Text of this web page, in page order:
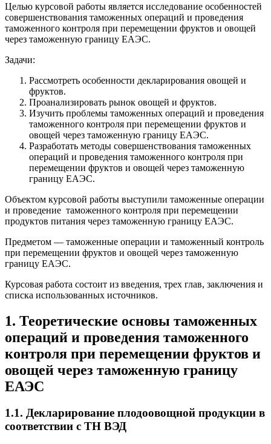
Целью курсовой работы является исследование особенностей
совершенствования таможенных операций и проведения
таможенного контроля при перемещении фруктов и овощей
через таможенную границу ЕАЭС.
Задачи:
Рассмотреть особенности декларирования овощей и
фруктов.
Проанализировать рынок овощей и фруктов.
Изучить проблемы таможенных операций и проведения
таможенного контроля при перемещении фруктов и
овощей через таможенную границу ЕАЭС.
Разработать методы совершенствования таможенных
операций и проведения таможенного контроля при
перемещении фруктов и овощей через таможенную
границу ЕАЭС.
Объектом курсовой работы выступили таможенные операции
и проведение таможенного контроля при перемещении
продуктов питания через таможенную границу ЕАЭС.
Предметом — таможенные операции и таможенный контроль
при перемещении фруктов и овощей через таможенную
границу ЕАЭС.
Курсовая работа состоит из введения, трех глав, заключения и
списка использованных источников.
1. Теоретические основы таможенных
операций и проведения таможенного
контроля при перемещении фруктов и
овощей через таможенную границу
ЕАЭС
1.1. Декларирование плодоовощной продукции в
соответствии с ТН ВЭД